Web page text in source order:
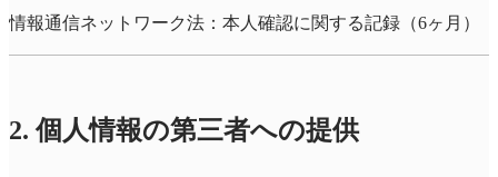
情報通信ネットワーク法：本人確認に関する記録（6ヶ月）
2. 個人情報の第三者への提供